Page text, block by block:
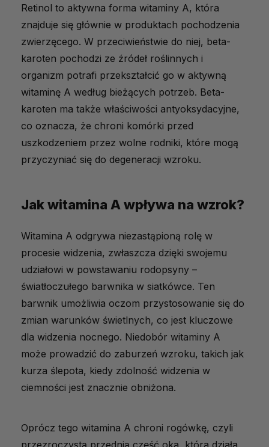
oczu
Retinol to aktywna forma witaminy A, która
znajduje się głównie w produktach pochodzenia
zwierzęcego. W przeciwieństwie do niej, beta-
karoten pochodzi ze źródeł roślinnych i
organizm potrafi przekształcić go w aktywną
witaminę A według bieżących potrzeb. Beta-
karoten ma także właściwości antyoksydacyjne,
co oznacza, że chroni komórki przed
uszkodzeniem przez wolne rodniki, które mogą
przyczyniać się do degeneracji wzroku.
Jak witamina A wpływa na wzrok?
Witamina A odgrywa niezastąpioną rolę w
procesie widzenia, zwłaszcza dzięki swojemu
udziałowi w powstawaniu rodopsyny –
światłoczułego barwnika w siatkówce. Ten
barwnik umożliwia oczom przystosowanie się do
zmian warunków świetlnych, co jest kluczowe
dla widzenia nocnego. Niedobór witaminy A
może prowadzić do zaburzeń wzroku, takich jak
kurza ślepota, kiedy zdolność widzenia w
ciemności jest znacznie obniżona.
Oprócz tego witamina A chroni rogówkę, czyli
przezroczystą przednią część oka, która działa